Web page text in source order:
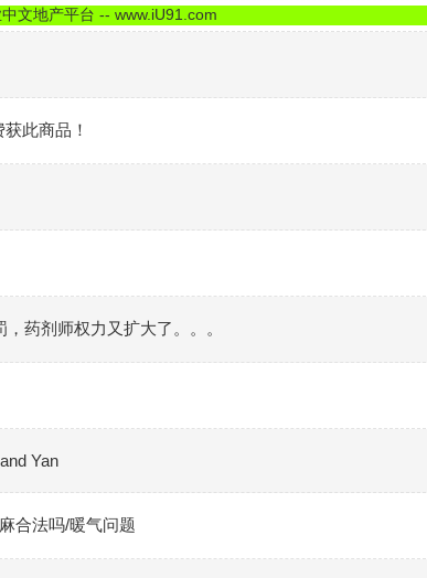
文地产平台 -- www.iU91.com
此商品！
药剂师权力又扩大了。。。
Yan
合法吗/暖气问题